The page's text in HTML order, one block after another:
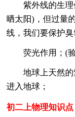
紫外线的生
晒太阳)，但过量
线，我们要保护
荧光作用；(
地球上天然
进入地球；
初二上物理知识